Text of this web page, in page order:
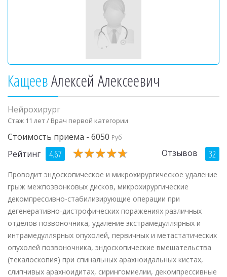
КащеевАлексей Алексеевич
Нейрохирург
Стаж 11 лет / Врач первой категории
Стоимость приема - 6050 Руб
Рейтинг 4.67 ★★★★★
★★★★★ Отзывов 32
Проводит эндоскопическое и микрохирургическое удаление
грыж межпозвонковых дисков, микрохирургические
декомпрессивно-стабилизирующие операции при
дегенеративно-дистрофических поражениях различных
отделов позвоночника, удаление экстрамедуллярных и
интрамедуллярных опухолей, первичных и метастатических
опухолей позвоночника, эндоскопические вмешательства
(текалоскопия) при спинальных арахноидальных кистах,
слипчивых арахноидитах, сирингомиелии, декомпрессивные